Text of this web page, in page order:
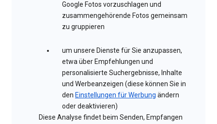
Google Fotos vorzuschlagen und
zusammengehörende Fotos gemeinsam
zu gruppieren
um unsere Dienste für Sie anzupassen,
etwa über Empfehlungen und
personalisierte Suchergebnisse, Inhalte
und Werbeanzeigen (diese können Sie in
den Einstellungen für Werbung ändern
oder deaktivieren)
Diese Analyse findet beim Senden, Empfangen